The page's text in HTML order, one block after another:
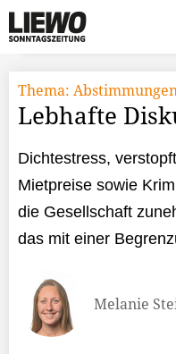
Thema:
Lebhafte
Dichtestress,
Mietpreise sowie
die Gesellschaft
das mit einer
Melanie